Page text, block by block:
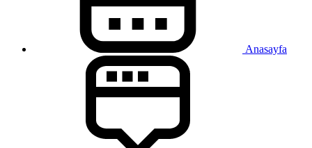
Anasayfa